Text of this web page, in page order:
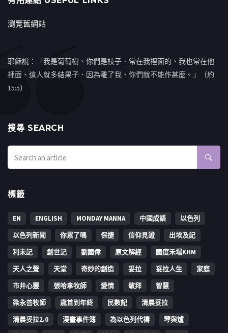
瀏覽舊網站
耶穌說：「我是葡萄樹、你們是枝子．常在我裡面的、我也常在他
裡面、這人就多結果子．因為離了我、你們就不能作甚麼。」（約
15:5）
搜㝷 SEARCH
標籤
EN ENGLISH MONDAY MANNA 中國成語
以色列
以色列新聞
你累了嗎 保捷 信仰見證
出埃及記
利未記
創世記 劉國偉 原文解經
國度禾場KHM
天人之聲
天堂 奇妙的創造 妥拉 妥拉人生
家庭
市井心靈
張哈拿牧師 愛情 敬拜
智慧
梁永善牧師
歳首到年終 民數記
清晨妥拉
清晨妥拉2.0
漫畫事件簿 為以色列代禱
琴與爐